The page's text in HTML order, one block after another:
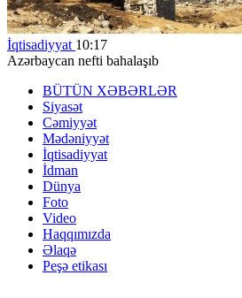
İqtisadiyyat 10:17
Azərbaycan nefti bahalaşıb
BÜTÜN XƏBƏRLƏR
Siyasət
Cəmiyyət
Mədəniyyət
İqtisadiyyat
İdman
Dünya
Foto
Video
Haqqımızda
Əlaqə
Peşə etikası